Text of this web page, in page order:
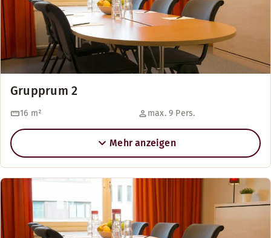
Grupprum 2
16 m² max. 9 Pers.
Mehr anzeigen